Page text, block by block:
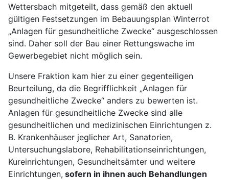
Wettersbach mitgeteilt, dass gemäß den aktuell
gültigen Festsetzungen im Bebauungsplan Winterrot
„Anlagen für gesundheitliche Zwecke“ ausgeschlossen
sind. Daher soll der Bau einer Rettungswache im
Gewerbegebiet nicht möglich sein.
Unsere Fraktion kam hier zu einer gegenteiligen
Beurteilung, da die Begrifflichkeit „Anlagen für
gesundheitliche Zwecke“ anders zu bewerten ist.
Anlagen für gesundheitliche Zwecke sind alle
gesundheitlichen und medizinischen Einrichtungen z.
B. Krankenhäuser jeglicher Art, Sanatorien,
Untersuchungslabore, Rehabilitationseinrichtungen,
Kureinrichtungen, Gesundheitsämter und weitere
Einrichtungen, sofern in ihnen auch Behandlungen